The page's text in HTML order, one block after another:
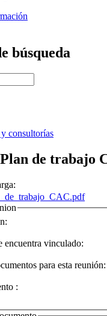
búsqueda
consultorías
de trabajo
encuentra vinculado:
para esta reunión:
: